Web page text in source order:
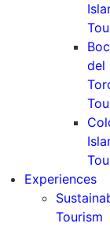
del
Experiences
Tourism